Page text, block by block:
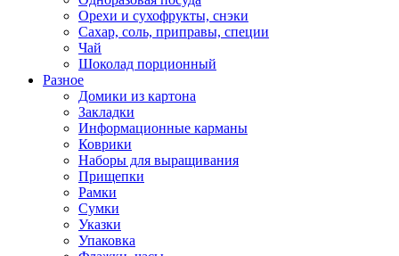
Орехи и сухофрукты, снэки
Сахар, соль, приправы, специи
Чай
Шоколад порционный
Разное
Домики из картона
Закладки
Информационные карманы
Коврики
Наборы для выращивания
Прищепки
Рамки
Сумки
Указки
Упаковка